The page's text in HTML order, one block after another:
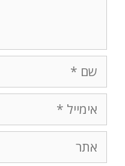
שם
אימייל
אתר